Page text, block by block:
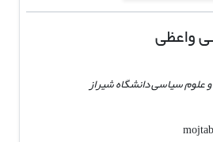
واعظی
علوم سیاسی دانشگاه شیراز